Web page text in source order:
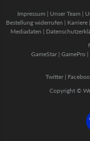
Impressum | Unser Team |
Bestellung widerrufen | Karriere |
Mediadaten |
GameStar| GamePro |
Twitter |
Copyright ©